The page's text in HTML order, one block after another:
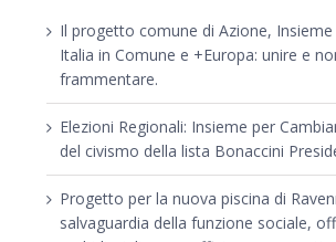
Il progetto comune di Azione, Insieme
Italia in Comune e +Europa: unire e
frammentare.
Elezioni Regionali: Insieme per
del civismo della lista Bonaccini
Progetto per la nuova piscina di
salvaguardia della funzione sociale,